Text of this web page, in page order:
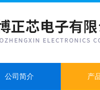
公司简介 产